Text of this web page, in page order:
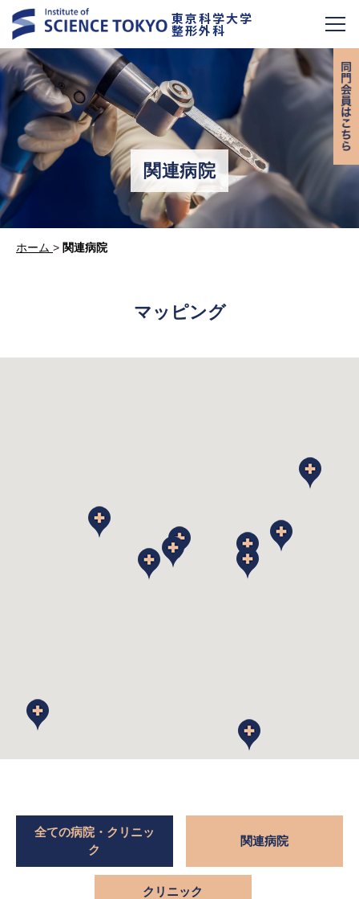
東京科学大学
整形外科
関連病院
ホーム > 関連病院
マッピング
全ての病院・クリニッ
ク
関連病院
クリニック